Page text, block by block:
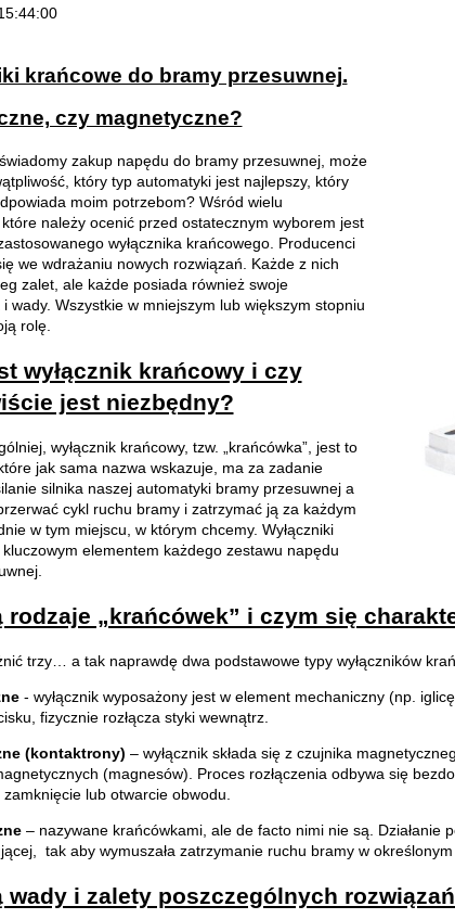
krańcowe do bramy przesuwnej.
czy magnetyczne?
zakup napędu do bramy przesuwnej, może
który typ automatyki jest najlepszy, który
moim potrzebom? Wśród wielu
należy ocenić przed ostatecznym wyborem jest
wyłącznika krańcowego. Producenci
we wdrażaniu nowych rozwiązań. Każde z nich
zalet, ale każde posiada również swoje
wady. Wszystkie w mniejszym lub większym stopniu
rolę.
wyłącznik krańcowy i czy
jest niezbędny?
wyłącznik krańcowy, tzw. „krańcówka”, jest to
jak sama nazwa wskazuje, ma za zadanie
silnika naszej automatyki bramy przesuwnej a
cykl ruchu bramy i zatrzymać ją za każdym
w tym miejscu, w którym chcemy. Wyłączniki
elementem każdego zestawu napędu
rodzaje „krańcówek” i czym się
trzy… a tak naprawdę dwa podstawowe typy wyłączników
- wyłącznik wyposażony jest w element mechaniczny (np.
fizycznie rozłącza styki wewnątrz.
(kontaktrony) – wyłącznik składa się z czujnika
(magnesów). Proces rozłączenia odbywa się
lub otwarcie obwodu.
– nazywane krańcówkami, ale de facto nimi nie są.
tak aby wymuszała zatrzymanie ruchu bramy w określonym
wady i zalety poszczególnych